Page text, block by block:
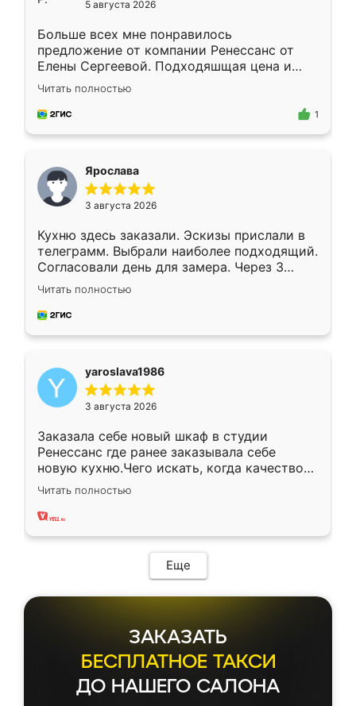
5 августа 2026
Больше всех мне понравилось
предложение от компании Ренессанс от
Елены Сергеевой. Подходяшщая цена и
короткие сроки изготовления. Приехавший
для замера сотрудник Владислав
предложил по моему эскизу самый
Читать полностью
1
Ярослава
3 августа 2026
Кухню здесь заказали. Эскизы прислали в
телеграмм. Выбрали наиболее подходящий.
Согласовали день для замера. Через 3
недели кухня была уже готова. Остались
довольны работой. Спасибо Ренессанс
мебель за качественную работу!
Читать полностью
yaroslava1986
3 августа 2026
Заказала себе новый шкаф в студии
Ренессанс где ранее заказывала себе
новую кухню.Чего искать, когда качеством
вполне довольна. Служит кухня уже почти
два года, нареканий нет.
Читать полностью
Еще
ЗАКАЗАТЬ
БЕСПЛАТНОЕ ТАКСИ
ДО НАШЕГО САЛОНА